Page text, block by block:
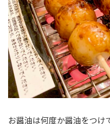
お醤油は何度か醤油をつ